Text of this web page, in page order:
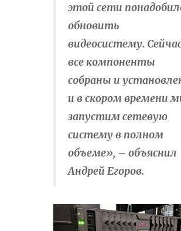
этой сети
обновить
видеосистему.
все компоненты
собраны и
и в скором времени
запустим сетевую
систему в полном
объеме», – объяснил
Андрей Егоров.